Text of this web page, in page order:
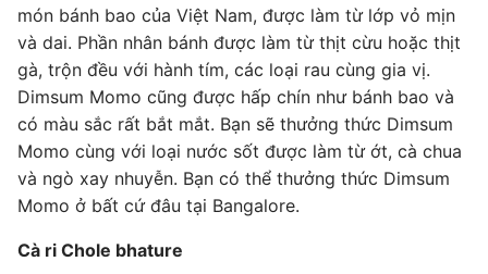
món bánh bao của Việt Nam, được làm từ lớp vỏ mịn
và dai. Phần nhân bánh được làm từ thịt cừu hoặc thịt
gà, trộn đều với hành tím, các loại rau cùng gia vị.
Dimsum Momo cũng được hấp chín như bánh bao và
có màu sắc rất bắt mắt. Bạn sẽ thưởng thức Dimsum
Momo cùng với loại nước sốt được làm từ ớt, cà chua
và ngò xay nhuyễn. Bạn có thể thưởng thức Dimsum
Momo ở bất cứ đâu tại Bangalore.
Cà ri Chole bhature